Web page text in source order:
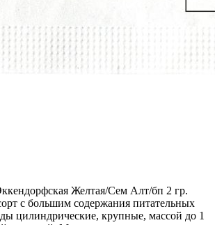
Желтая/Сем Алт/бп 2 гр.
с большим содержания питательных
цилиндрические, крупные, массой до 1